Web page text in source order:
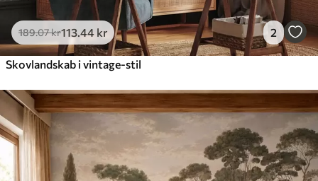
189.07kr113.44 kr 2
Skovlandskab i vintage-stil